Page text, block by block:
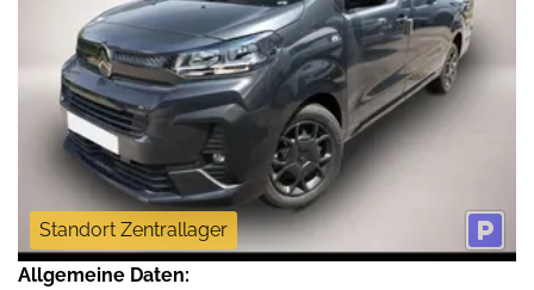
Standort Zentrallager
Allgemeine Daten: